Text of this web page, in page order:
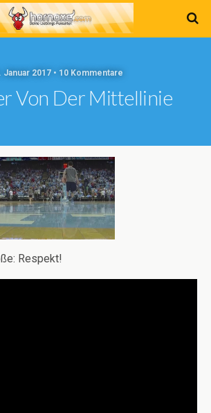
Januar 2017 • 10 Kommentare
Von Der Mittellinie
Respekt!